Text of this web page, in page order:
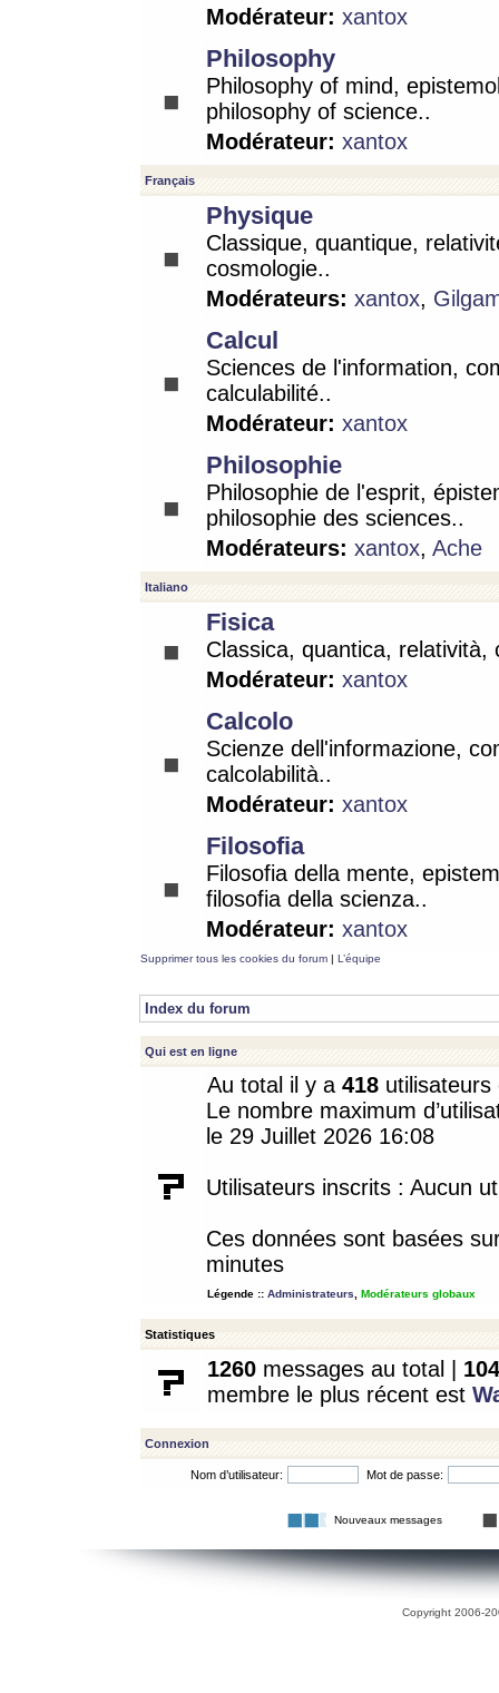
Modérateur: xantox
Philosophy
Philosophy of mind,
philosophy of science..
Modérateur: xantox
Français
Physique
Classique, quantique,
cosmologie..
Modérateurs: xantox,
Calcul
Sciences de l'information,
calculabilité..
Modérateur: xantox
Philosophie
Philosophie de l'esprit,
philosophie des sciences..
Modérateurs: xantox, Ache
Italiano
Fisica
Classica, quantica, relatività,
Modérateur: xantox
Calcolo
Scienze dell'informazione,
calcolabilità..
Modérateur: xantox
Filosofia
Filosofia della mente,
filosofia della scienza..
Modérateur: xantox
Supprimer tous les cookies du forum | L’équipe
Index du forum
Qui est en ligne
Au total il y a 418
Le nombre maximum
le 29 Juillet 2026 16:08
Utilisateurs inscrits : Aucun
Ces données sont basées
minutes
Légende :: Administrateurs Modérateurs globaux
Statistiques
1260 messages au total | 104
membre le plus récent est
Connexion
Nom d’utilisateur: Mot de passe:
Nouveaux messages
Copyright 2006-